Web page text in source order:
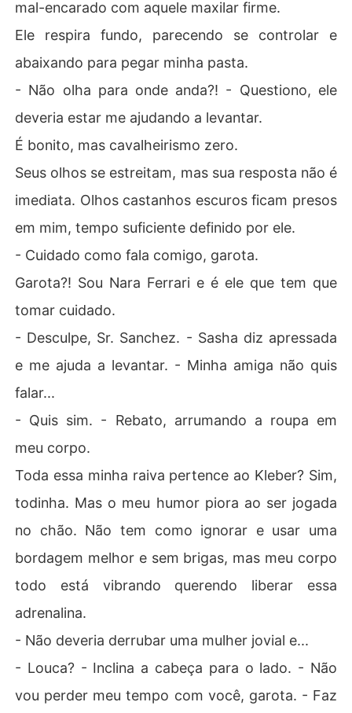
mal-encarado com aquele maxilar firme.
Ele respira fundo, parecendo se controlar e
abaixando para pegar minha pasta.
- Não olha para onde anda?! - Questiono, ele
deveria estar me ajudando a levantar.
É bonito, mas cavalheirismo zero.
Seus olhos se estreitam, mas sua resposta não é
imediata. Olhos castanhos escuros ficam presos
em mim, tempo suficiente definido por ele.
- Cuidado como fala comigo, garota.
Garota?! Sou Nara Ferrari e é ele que tem que
tomar cuidado.
- Desculpe, Sr. Sanchez. - Sasha diz apressada
e me ajuda a levantar. - Minha amiga não quis
falar...
- Quis sim. - Rebato, arrumando a roupa em
meu corpo.
Toda essa minha raiva pertence ao Kleber? Sim,
todinha. Mas o meu humor piora ao ser jogada
no chão. Não tem como ignorar e usar uma
bordagem melhor e sem brigas, mas meu corpo
todo está vibrando querendo liberar essa
adrenalina.
- Não deveria derrubar uma mulher jovial e...
- Louca? - Inclina a cabeça para o lado. - Não
vou perder meu tempo com você, garota. - Faz